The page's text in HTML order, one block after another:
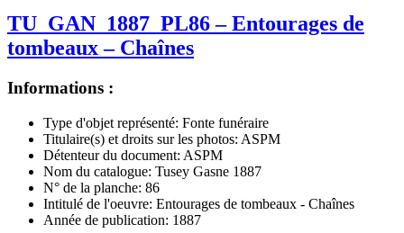
TU_GAN_1887_PL86 – Entourages de
tombeaux – Chaînes
Informations :
Type d'objet représenté: Fonte funéraire
Titulaire(s) et droits sur les photos: ASPM
Détenteur du document: ASPM
Nom du catalogue: Tusey Gasne 1887
N° de la planche: 86
Intitulé de l'oeuvre: Entourages de tombeaux - Chaînes
Année de publication: 1887